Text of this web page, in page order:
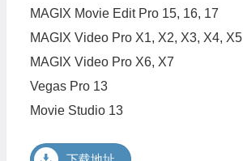
MAGIX Movie Edit Pro 15, 16, 17
MAGIX Video Pro X1, X2, X3, X4, X5
MAGIX Video Pro X6, X7
Vegas Pro 13
Movie Studio 13